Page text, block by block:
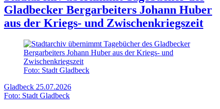
Gladbecker Bergarbeiters Johann Huber
aus der Kriegs- und Zwischenkriegszeit
Foto: Stadt Gladbeck
Gladbeck 25.07.2026
Foto: Stadt Gladbeck